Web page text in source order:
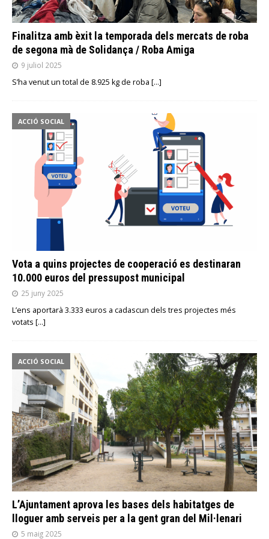
Finalitza amb èxit la temporada dels mercats de roba
de segona mà de Solidança / Roba Amiga
9 juliol 2025
S’ha venut un total de 8.925 kg de roba […]
ACCIÓ SOCIAL
Vota a quins projectes de cooperació es destinaran
10.000 euros del pressupost municipal
25 juny 2025
L’ens aportarà 3.333 euros a cadascun dels tres projectes més
votats […]
ACCIÓ SOCIAL
L’Ajuntament aprova les bases dels habitatges de
lloguer amb serveis per a la gent gran del Mil·lenari
5 maig 2025